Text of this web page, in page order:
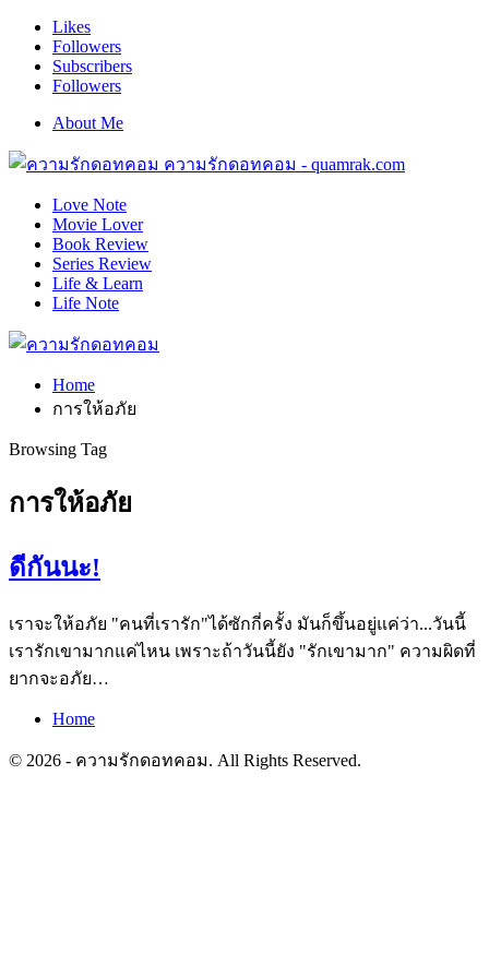
Likes
Followers
Subscribers
Followers
About Me
ความรักดอทคอม - quamrak.com
Love Note
Movie Lover
Book Review
Series Review
Life & Learn
Life Note
Home
การให้อภัย
Browsing Tag
การให้อภัย
ดีกันนะ!
เราจะให้อภัย "คนที่เรารัก"ได้ซักกี่ครั้ง มันก็ขึ้นอยู่แค่ว่า...วันนี้
เรารักเขามากแค่ไหน เพราะถ้าวันนี้ยัง "รักเขามาก" ความผิดที่
ยากจะอภัย…
Home
© 2026 - ความรักดอทคอม. All Rights Reserved.